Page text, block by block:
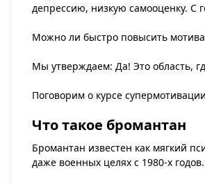
депрессию, низкую самооценку. С
Можно ли быстро повысить
Мы утверждаем: Да! Это область,
Поговорим о курсе
Что такое бромантан
Бромантан известен как мягкий
даже военных целях с 1980-х